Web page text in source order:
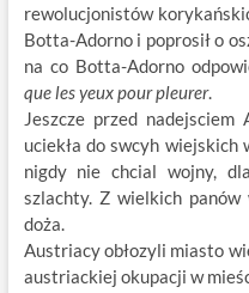
rewolucjonistów
Botta-Adorno i poprosił o
na co Botta-Adorno
que les yeux pour pleurer.
Jeszcze przed
uciekła do swcyh
nigdy nie chcial wojny,
szlachty. Z wielkich
doża.
Austriacy obłozyli miasto
austriackiej okupacji w